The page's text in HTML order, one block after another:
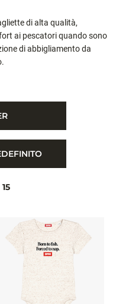
di alta qualità,
ai pescatori quando sono
di abbigliamento da
15